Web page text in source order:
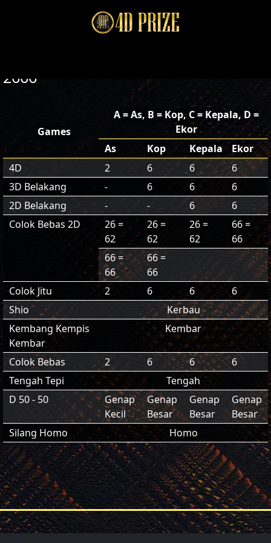
2666
Games
A = As, B = Kop, C = Kepala, D =
Ekor
As
Kop Kepala
Ekor
4D
2 6 6
6
3D Belakang
- 6 6
6
2D Belakang
- - 6
6
Colok Bebas 2D
26 =
62
26 =
62
26 =
62
66 =
66
66 =
66
66 =
66
Colok Jitu
2 6 6
6
Shio
Kerbau
Kembang Kempis
Kembar
Kembar
Colok Bebas 2 6 6
6
Tengah Tepi
Tengah
D 50 - 50
Genap
Kecil
Genap
Besar
Genap
Besar
Genap
Besar
Silang Homo
Homo